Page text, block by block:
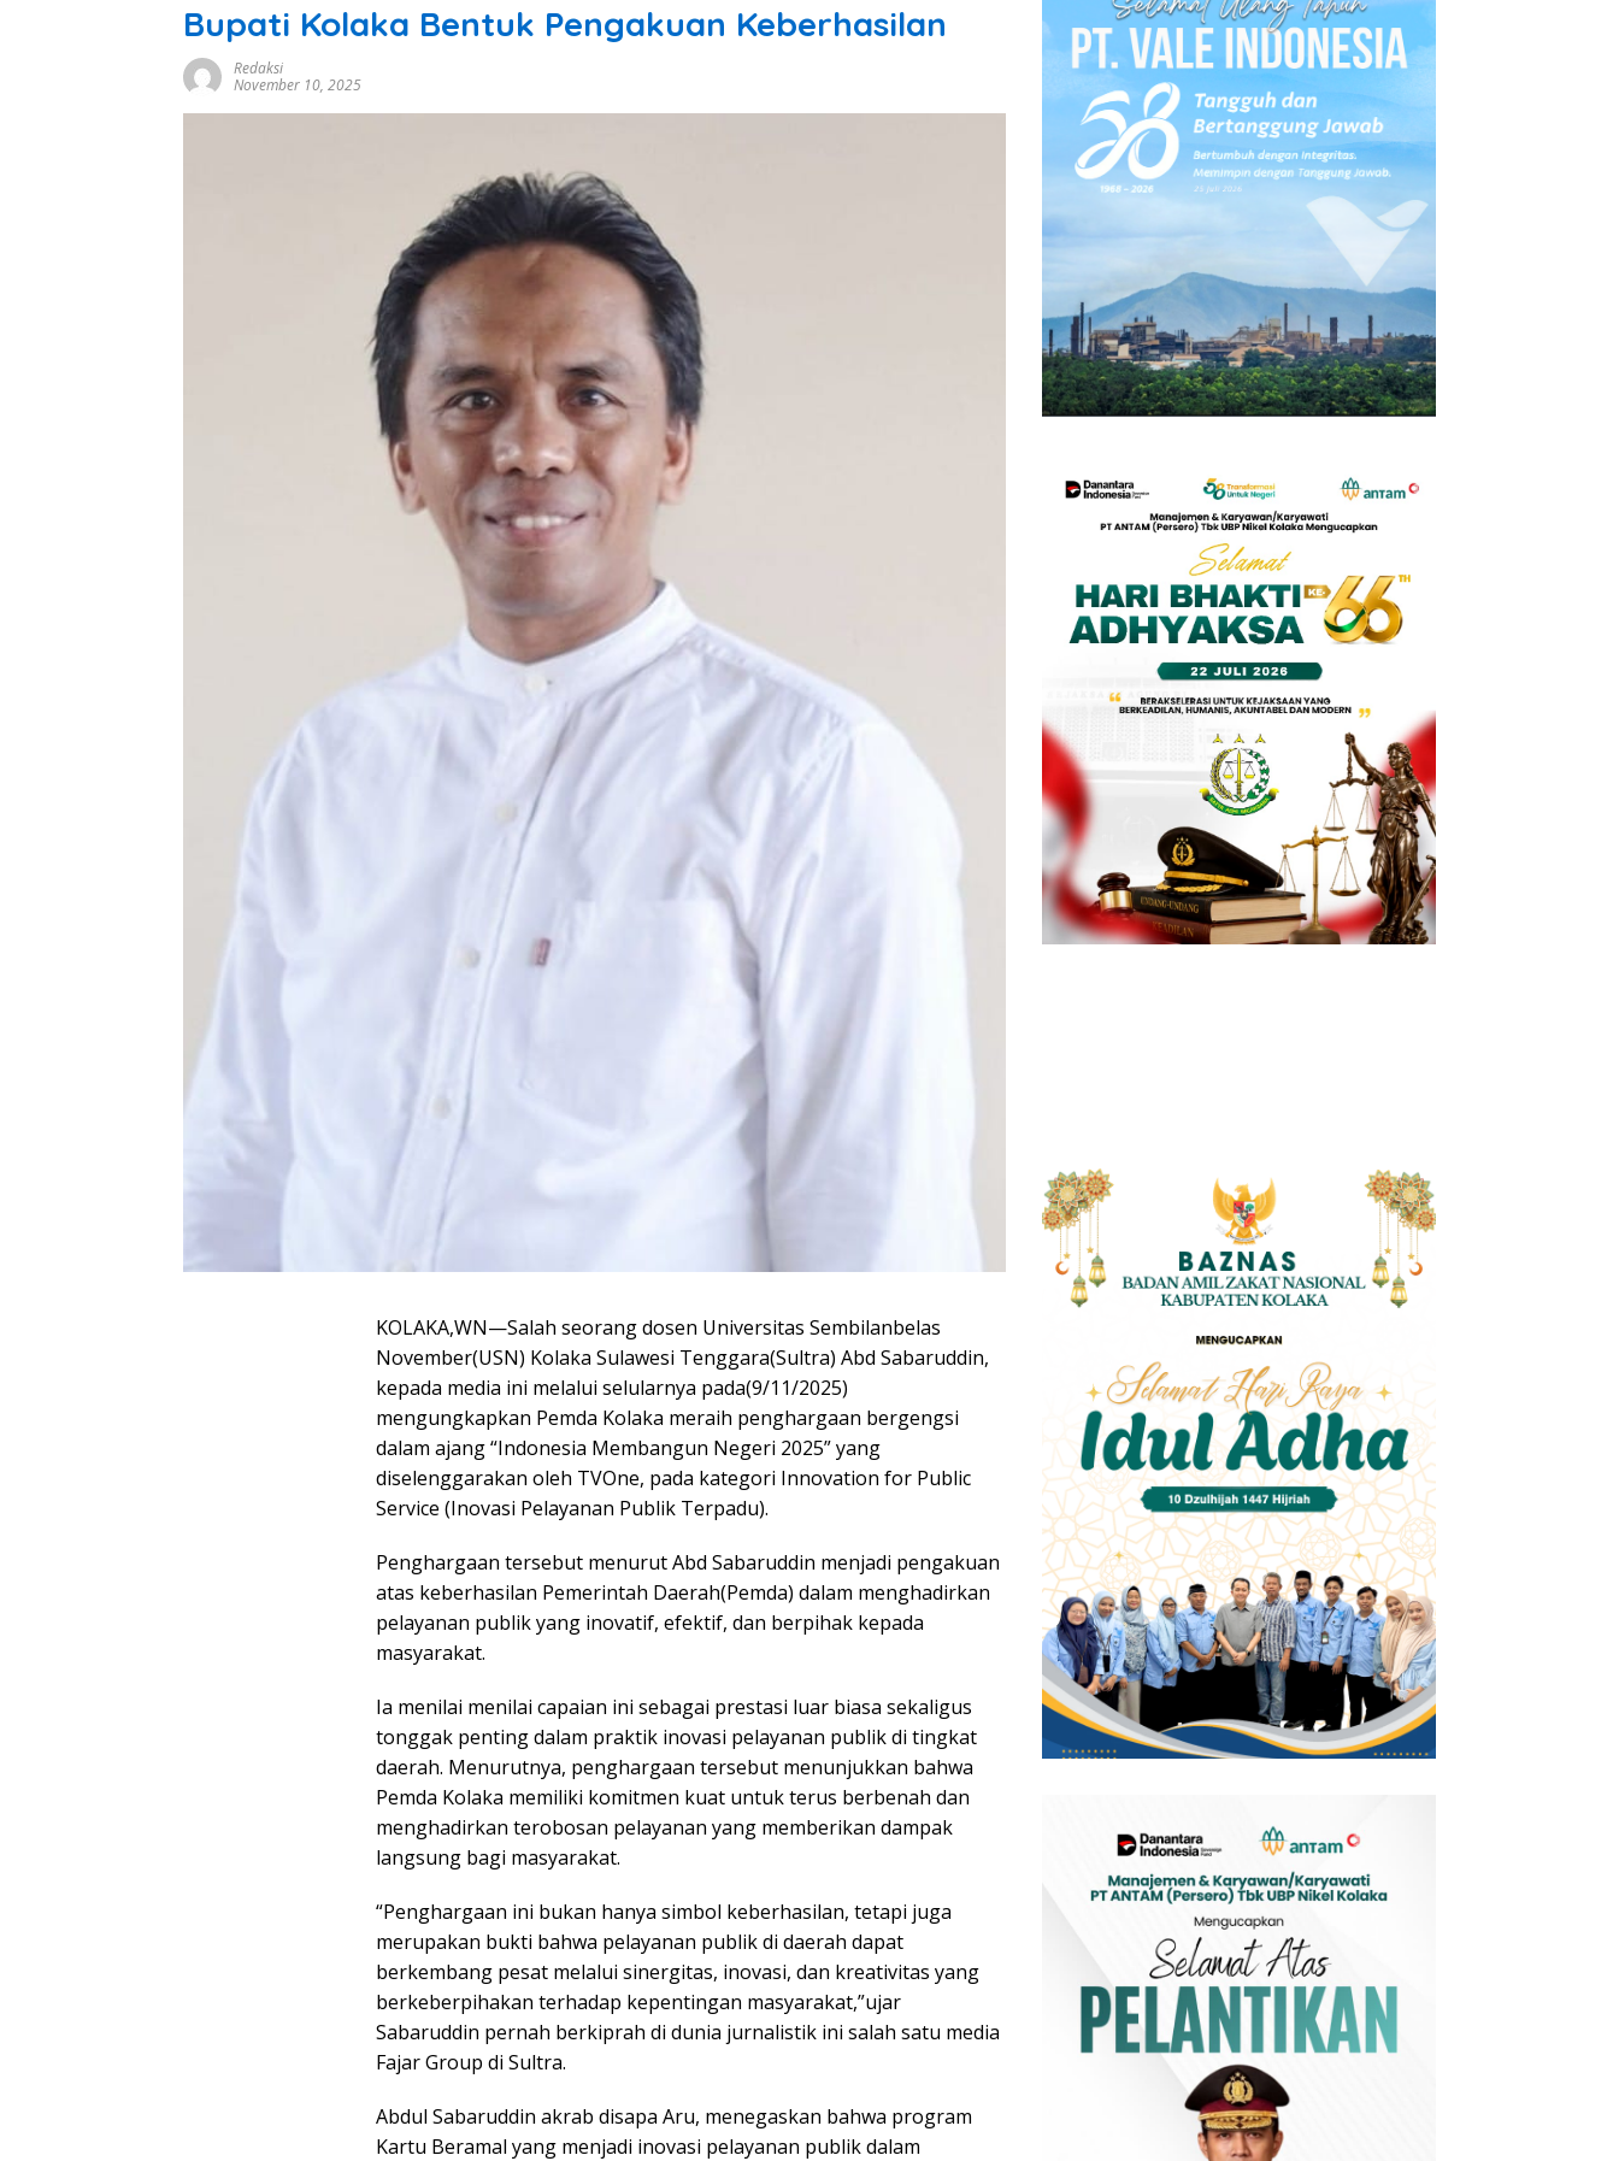
Bupati Kolaka Bentuk Pengakuan Keberhasilan
Redaksi
November 10, 2025
KOLAKA,WN—Salah seorang dosen Universitas Sembilanbelas
November(USN) Kolaka Sulawesi Tenggara(Sultra) Abd Sabaruddin,
kepada media ini melalui selularnya pada(9/11/2025)
mengungkapkan Pemda Kolaka meraih penghargaan bergengsi
dalam ajang “Indonesia Membangun Negeri 2025” yang
diselenggarakan oleh TVOne, pada kategori Innovation for Public
Service (Inovasi Pelayanan Publik Terpadu).
Penghargaan tersebut menurut Abd Sabaruddin menjadi pengakuan
atas keberhasilan Pemerintah Daerah(Pemda) dalam menghadirkan
pelayanan publik yang inovatif, efektif, dan berpihak kepada
masyarakat.
Ia menilai menilai capaian ini sebagai prestasi luar biasa sekaligus
tonggak penting dalam praktik inovasi pelayanan publik di tingkat
daerah. Menurutnya, penghargaan tersebut menunjukkan bahwa
Pemda Kolaka memiliki komitmen kuat untuk terus berbenah dan
menghadirkan terobosan pelayanan yang memberikan dampak
langsung bagi masyarakat.
“Penghargaan ini bukan hanya simbol keberhasilan, tetapi juga
merupakan bukti bahwa pelayanan publik di daerah dapat
berkembang pesat melalui sinergitas, inovasi, dan kreativitas yang
berkeberpihakan terhadap kepentingan masyarakat,”ujar
Sabaruddin pernah berkiprah di dunia jurnalistik ini salah satu media
Fajar Group di Sultra.
Abdul Sabaruddin akrab disapa Aru, menegaskan bahwa program
Kartu Beramal yang menjadi inovasi pelayanan publik dalam